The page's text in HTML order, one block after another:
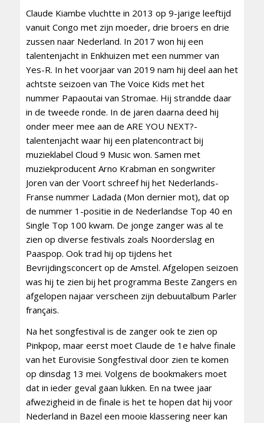
Claude Kiambe vluchtte in 2013 op 9-jarige leeftijd
vanuit Congo met zijn moeder, drie broers en drie
zussen naar Nederland. In 2017 won hij een
talentenjacht in Enkhuizen met een nummer van
Yes-R. In het voorjaar van 2019 nam hij deel aan het
achtste seizoen van The Voice Kids met het
nummer Papaoutai van Stromae. Hij strandde daar
in de tweede ronde. In de jaren daarna deed hij
onder meer mee aan de ARE YOU NEXT?-
talentenjacht waar hij een platencontract bij
muzieklabel Cloud 9 Music won. Samen met
muziekproducent Arno Krabman en songwriter
Joren van der Voort schreef hij het Nederlands-
Franse nummer Ladada (Mon dernier mot), dat op
de nummer 1-positie in de Nederlandse Top 40 en
Single Top 100 kwam. De jonge zanger was al te
zien op diverse festivals zoals Noorderslag en
Paaspop. Ook trad hij op tijdens het
Bevrijdingsconcert op de Amstel. Afgelopen seizoen
was hij te zien bij het programma Beste Zangers en
afgelopen najaar verscheen zijn debuutalbum Parler
français.
Na het songfestival is de zanger ook te zien op
Pinkpop, maar eerst moet Claude de 1e halve finale
van het Eurovisie Songfestival door zien te komen
op dinsdag 13 mei. Volgens de bookmakers moet
dat in ieder geval gaan lukken. En na twee jaar
afwezigheid in de finale is het te hopen dat hij voor
Nederland in Bazel een mooie klassering neer kan